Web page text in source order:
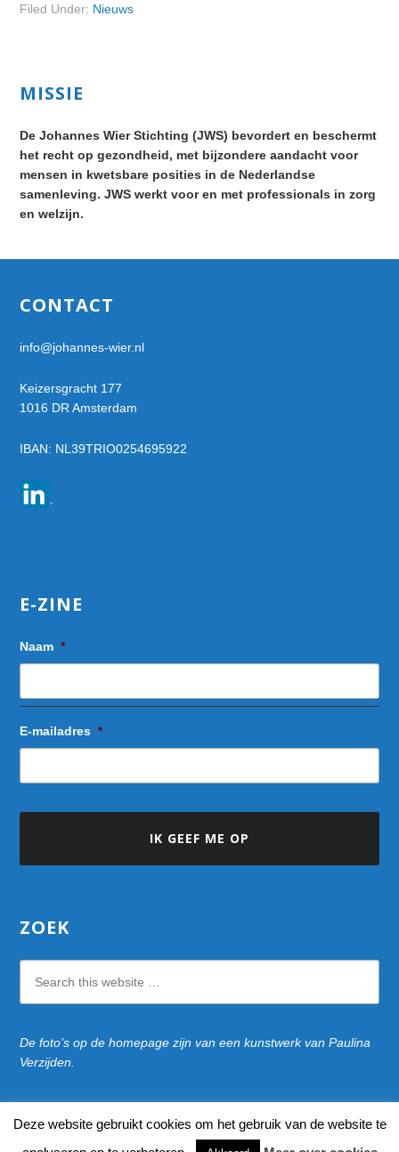
Filed Under: Nieuws
Primary
MISSIE
De Johannes Wier Stichting (JWS) bevordert en beschermt
het recht op gezondheid, met bijzondere aandacht voor
mensen in kwetsbare posities in de Nederlandse
samenleving. JWS werkt voor en met professionals in zorg
en welzijn.
Footer
CONTACT
info@johannes-wier.nl
Keizersgracht 177
1016 DR Amsterdam
IBAN: NL39TRIO0254695922
E-ZINE
Naam *
E-mailadres *
ZOEK
this
website
De foto’s op de homepage zijn van een kunstwerk van Paulina
Verzijden.
naar bovenkant pagina
Deze website gebruikt cookies om het gebruik van de website te